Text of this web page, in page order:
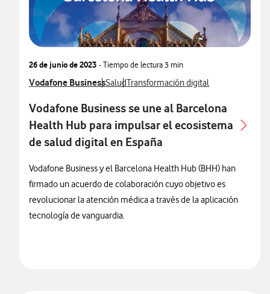
26 de junio de 2023 - Tiempo de lectura3 min
Ver más notas de prensa relacionados con
Vodafone BusinessVer más notas de prensa relacionados con
SaludVer más notas de prensa relacionados
Transformación digital
Vodafone Business se une al Barcelona
Health Hub para impulsar el ecosistema
de salud digital en España
Vodafone Business y el Barcelona Health Hub (BHH) han
firmado un acuerdo de colaboración cuyo objetivo es
revolucionar la atención médica a través de la aplicación
tecnología de vanguardia.